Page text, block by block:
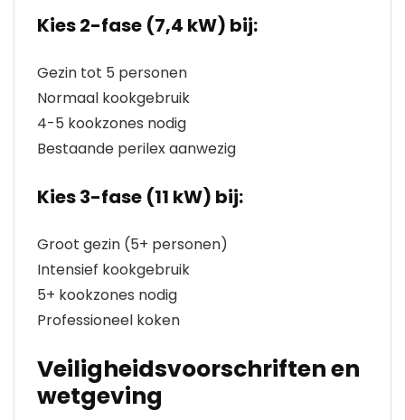
Kies 2-fase (7,4 kW) bij:
Gezin tot 5 personen
Normaal kookgebruik
4-5 kookzones nodig
Bestaande perilex aanwezig
Kies 3-fase (11 kW) bij:
Groot gezin (5+ personen)
Intensief kookgebruik
5+ kookzones nodig
Professioneel koken
Veiligheidsvoorschriften en
wetgeving